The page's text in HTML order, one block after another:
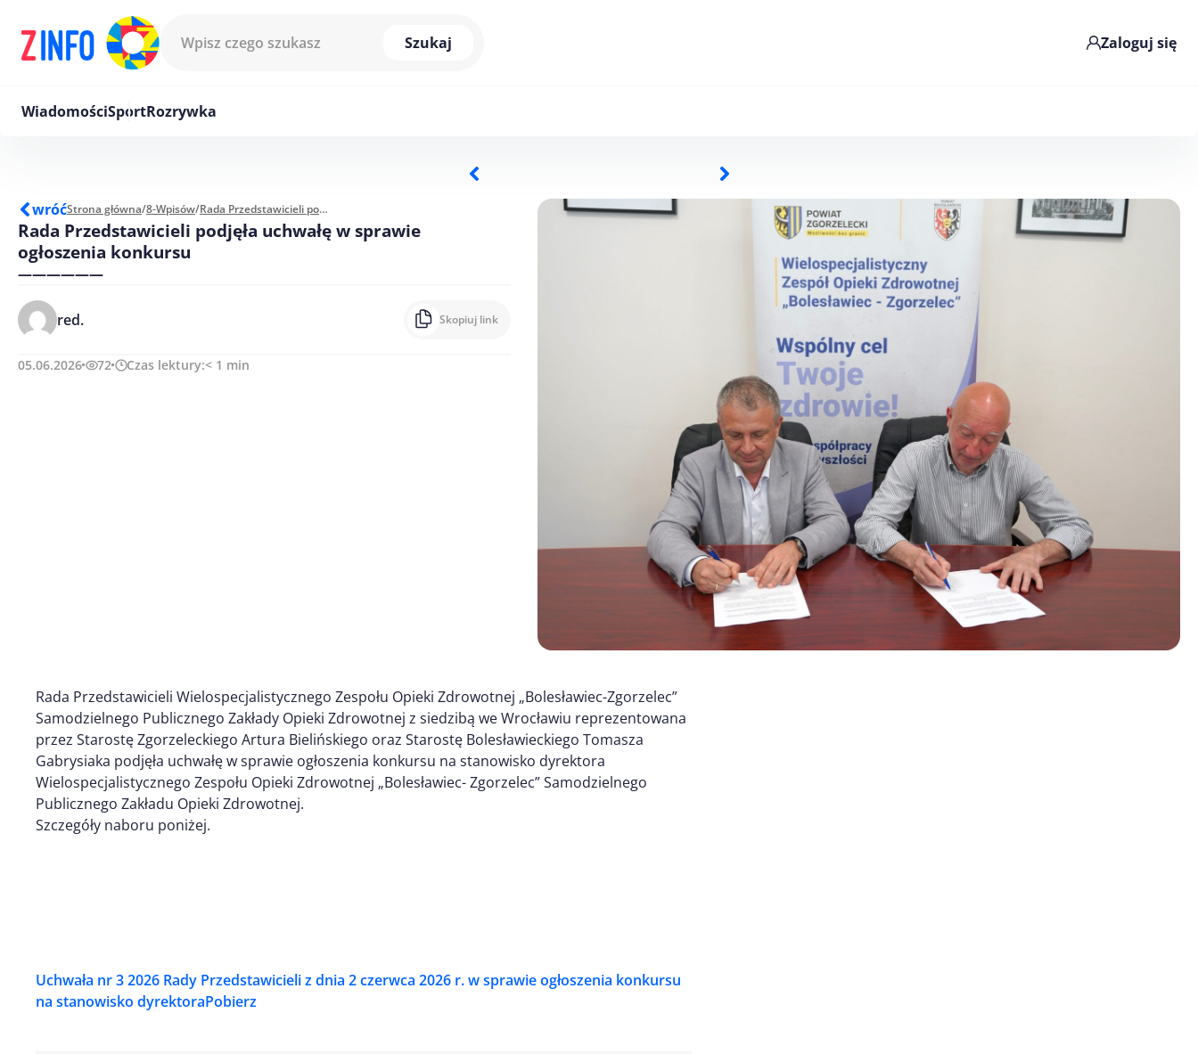
Szukaj
Zaloguj się
WiadomościSportRozrywka
wróćStrona główna/8-Wpisów/ Rada Przedstawicieli podjęła uchwałę w sprawie ogłoszenia konkursu
Rada Przedstawicieli podjęła uchwałę w sprawie
ogłoszenia konkursu
——————
red. Skopiuj link
05.06.2026 72 Czas lektury:< 1 min
Rada Przedstawicieli Wielospecjalistycznego Zespołu Opieki Zdrowotnej „Bolesławiec-Zgorzelec”
Samodzielnego Publicznego Zakłady Opieki Zdrowotnej z siedzibą we Wrocławiu reprezentowana
przez Starostę Zgorzeleckiego Artura Bielińskiego oraz Starostę Bolesławieckiego Tomasza
Gabrysiaka podjęła uchwałę w sprawie ogłoszenia konkursu na stanowisko dyrektora
Wielospecjalistycznego Zespołu Opieki Zdrowotnej „Bolesławiec- Zgorzelec” Samodzielnego
Publicznego Zakładu Opieki Zdrowotnej.
Szczegóły naboru poniżej.
Uchwała nr 3 2026 Rady Przedstawicieli z dnia 2 czerwca 2026 r. w sprawie ogłoszenia konkursu
na stanowisko dyrektoraPobierz